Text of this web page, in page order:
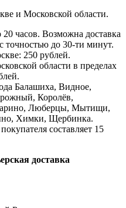
и Московской области.
часов. Возможна доставка
точностью до 30-ти минут.
250 рублей.
области в пределах
Балашиха, Видное,
Королёв,
Люберцы, Мытищи,
Химки, Щербинка.
составляет 15
доставка